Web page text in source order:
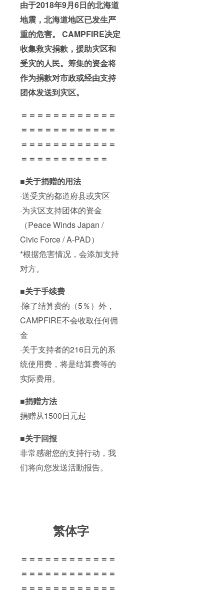
由于2018年9月6日的北海道
地震，北海道地区已发生严
重的危害。 CAMPFIRE决定
收集救灾捐款，援助灾区和
受灾的人民。筹集的资金将
作为捐款对市政或经由支持
团体发送到灾区。
＝＝＝＝＝＝＝＝＝＝＝＝
＝＝＝＝＝＝＝＝＝＝＝＝
＝＝＝＝＝＝＝＝＝＝＝＝
＝＝＝＝＝＝＝＝＝＝＝
■关于捐赠的用法
·送受灾的都道府县或灾区
·为灾区支持团体的资金
（Peace Winds Japan /
Civic Force / A-PAD）
*根据危害情况，会添加支持
对方。
■关于手续费
·除了结算费的（5％）外，
CAMPFIRE不会收取任何佣
金
·关于支持者的216日元的系
统使用费，将是结算费等的
实际费用。
■捐赠方法
捐赠从1500日元起
■关于回报
非常感谢您的支持行动，我
们将向您发送活動报告。
繁体字
＝＝＝＝＝＝＝＝＝＝＝＝
＝＝＝＝＝＝＝＝＝＝＝＝
＝＝＝＝＝＝＝＝＝＝＝＝